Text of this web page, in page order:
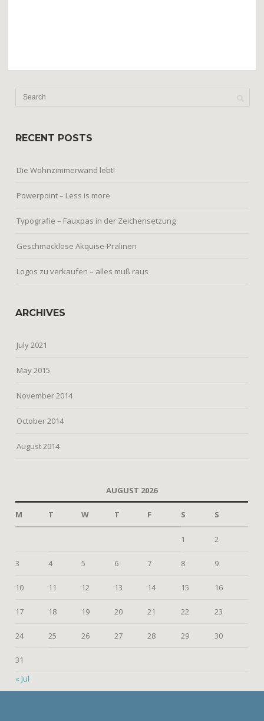
RECENT POSTS
Die Wohnzimmerwand lebt!
Powerpoint – Less is more
Typografie – Fauxpas in der Zeichensetzung
Geschmacklose Akquise-Pralinen
Logos zu verkaufen – alles muß raus
ARCHIVES
July 2021
May 2015
November 2014
October 2014
August 2014
AUGUST 2026
M T W T F S S
1 2
3 4 5 6 7 8 9
10 11 12 13 14 15 16
17 18 19 20 21 22 23
24 25 26 27 28 29 30
31
« Jul